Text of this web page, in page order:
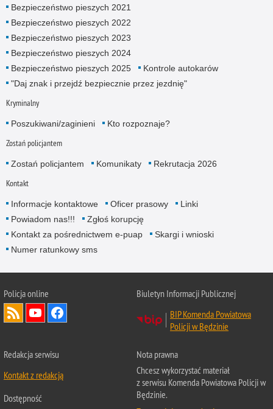
Bezpieczeństwo pieszych 2021
Bezpieczeństwo pieszych 2022
Bezpieczeństwo pieszych 2023
Bezpieczeństwo pieszych 2024
Bezpieczeństwo pieszych 2025
Kontrole autokarów
"Daj znak i przejdź bezpiecznie przez jezdnię"
Kryminalny
Poszukiwani/zaginieni Kto rozpoznaje?
Zostań policjantem
Zostań policjantem Komunikaty Rekrutacja 2026
Kontakt
Informacje kontaktowe Oficer prasowy
Linki
Powiadom nas!!!
Zgłoś korupcję
Kontakt za pośrednictwem e-puap
Skargi i wnioski
Numer ratunkowy sms
Policja online
Biuletyn Informacji Publicznej
BIP Komenda Powiatowa
Policji w Będzinie
Redakcja serwisu
Kontakt z redakcją
Dostępność
Nota prawna
Chcesz wykorzystać materiał
z serwisu Komenda Powiatowa Policji w
Będzinie.